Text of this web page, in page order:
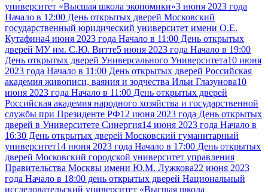
университет «Высшая школа экономики»3 июня 2023 года
Начало в 12:00 День открытых дверей Московский
государственный юридический университет имени О.Е.
Кутафина4 июня 2023 года Начало в 11:00 День открытых
дверей МУ им. С.Ю. Витте5 июня 2023 года Начало в 19:00
День открытых дверей Универсального Университета10 июня
2023 года Начало в 11:00 День открытых дверей Российская
академия живописи, ваяния и зодчества Ильи Глазунова10
июня 2023 года Начало в 11:00 День открытых дверей
Российская академия народного хозяйства и государственной
службы при Президенте РФ12 июня 2023 года День открытых
дверей в Университете Синергия14 июня 2023 года Начало в
16:30 День открытых дверей Московский гуманитарный
университет14 июня 2023 года Начало в 17:00 День открытых
дверей Московский городской университет управления
Правительства Москвы имени Ю.М. Лужкова22 июня 2023
года Начало в 18:00 день открытых дверей Национальный
исследовательский университет «Высшая школа